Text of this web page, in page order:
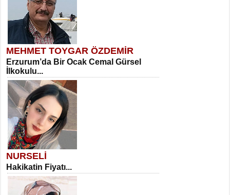
MEHMET TOYGAR ÖZDEMİR
Erzurum’da Bir Ocak Cemal Gürsel
İlkokulu...
NURSELİ
Hakikatin Fiyatı...